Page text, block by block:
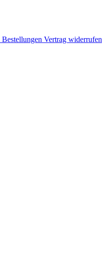
Bestellungen Vertrag widerrufen